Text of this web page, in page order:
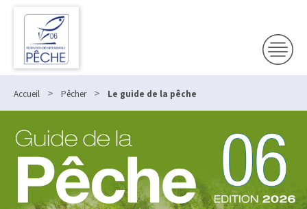
Accueil > Pêcher > Le guide de la pêche